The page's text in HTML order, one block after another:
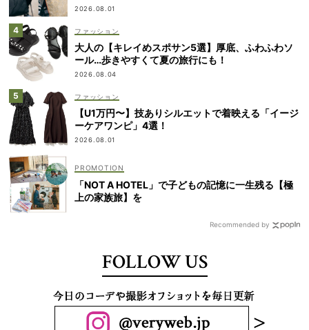
2026.08.01
ファッション
大人の【キレイめスポサン5選】厚底、ふわふわソ
ール…歩きやすくて夏の旅行にも！
2026.08.04
ファッション
【U1万円〜】技ありシルエットで着映える「イージ
ーケアワンピ」4選！
2026.08.01
「NOT A HOTEL」で子どもの記憶に一生残る【極
上の家族旅】を
Recommended by
FOLLOW US